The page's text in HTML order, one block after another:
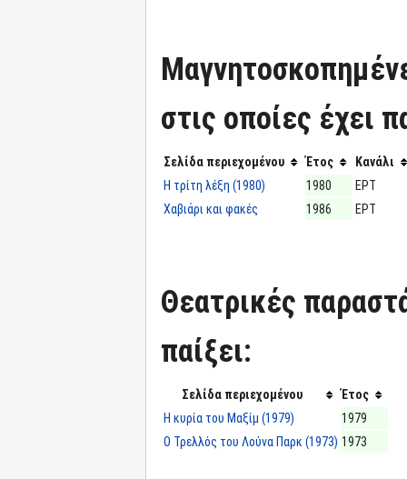
στις οποίες έχει
Σελίδα περιεχομένου Έτος
Κανάλι
Η τρίτη λέξη (1980)
1980
ΕΡΤ
Χαβιάρι και φακές
1986 ΕΡΤ
Θεατρικές
παίξει:
Σελίδα περιεχομένου
Έτος
Η κυρία του Μαξίμ (1979)
1979
Ο Τρελλός του Λούνα Παρκ (1973) 1973